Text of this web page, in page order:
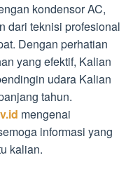
kondensor AC,
dari teknisi profesional
Dengan perhatian
yang efektif, Kalian
udara Kalian
tahun.
mengenai
informasi yang
kalian.